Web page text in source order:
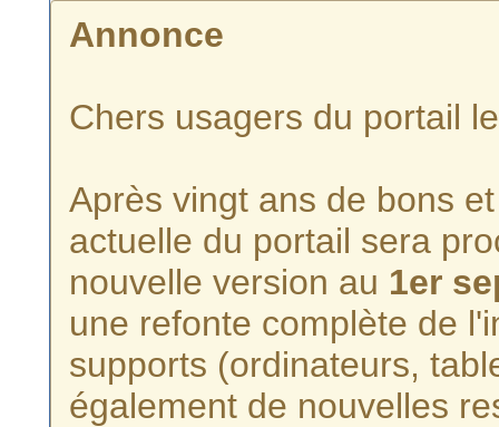
Annonce
Chers usagers du portail
Après vingt ans de bons
actuelle du portail sera
nouvelle version au 1er
une refonte complète de
supports (ordinateurs,
également de nouvelles